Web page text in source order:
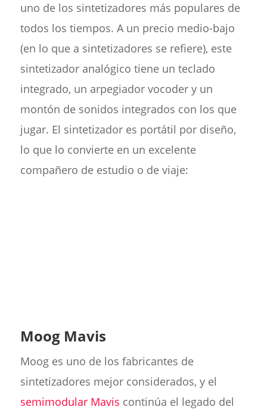
uno de los sintetizadores más populares de
todos los tiempos. A un precio medio-bajo
(en lo que a sintetizadores se refiere), este
sintetizador analógico tiene un teclado
integrado, un arpegiador vocoder y un
montón de sonidos integrados con los que
jugar. El sintetizador es portátil por diseño,
lo que lo convierte en un excelente
compañero de estudio o de viaje:
Moog Mavis
Moog es uno de los fabricantes de
sintetizadores mejor considerados, y el
semimodular Mavis continúa el legado del